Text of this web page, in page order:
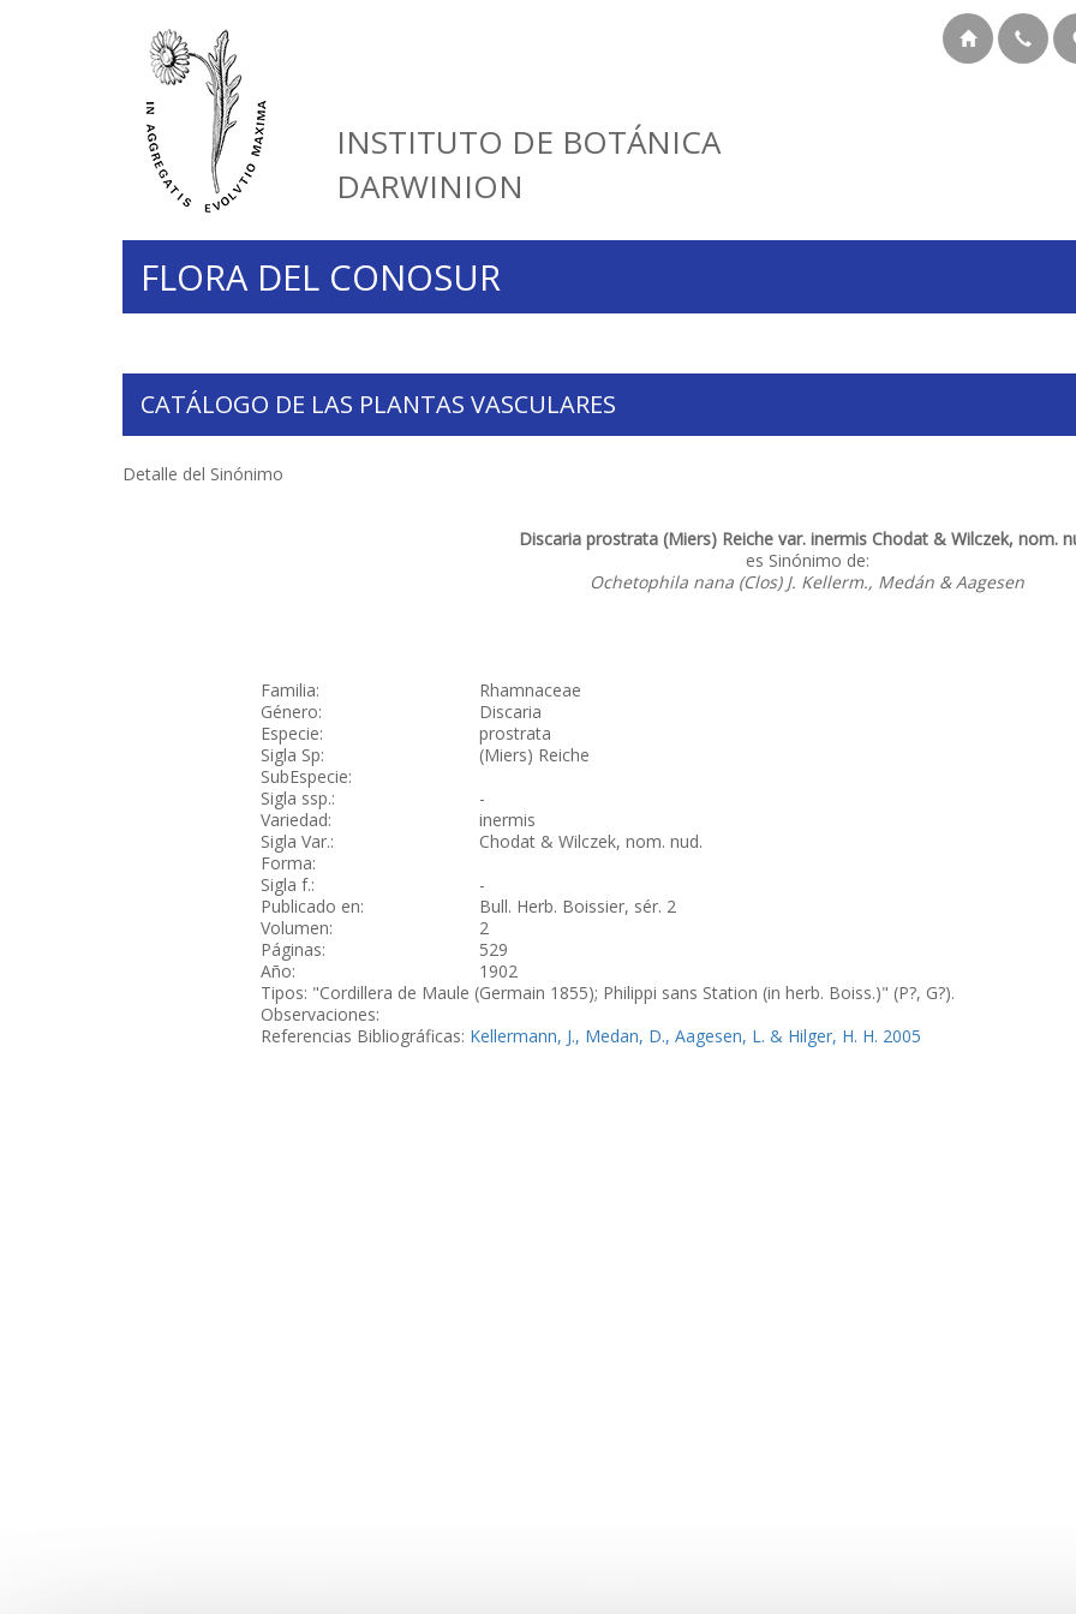
INSTITUTO DE BOTÁNICA
DARWINION
FLORA DEL CONOSUR
CATÁLOGO DE LAS PLANTAS VASCULARES
Detalle del Sinónimo
Discaria prostrata (Miers) Reiche var. inermis Chodat & Wilczek, nom.
es Sinónimo de:
Ochetophila nana (Clos) J. Kellerm., Medán & Aagesen
Familia:
Rhamnaceae
Género:
Discaria
Especie:
prostrata
Sigla Sp:
(Miers) Reiche
SubEspecie:
Sigla ssp.:
-
Variedad:
inermis
Sigla Var.:
Chodat & Wilczek, nom. nud.
Forma:
Sigla f.:
-
Publicado en:
Bull. Herb. Boissier, sér. 2
Volumen:
2
Páginas:
529
Año:
1902
Tipos: "Cordillera de Maule (Germain 1855); Philippi sans Station (in herb. Boiss.)" (P?, G?).
Observaciones:
Referencias Bibliográficas: Kellermann, J., Medan, D., Aagesen, L. & Hilger, H. H. 2005